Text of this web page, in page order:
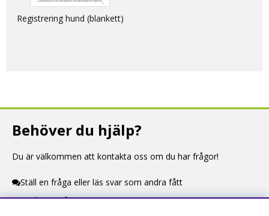
Registrering hund (blankett)
Behöver du hjälp?
Du är välkommen att kontakta oss om du har frågor!
Ställ en fråga eller läs svar som andra fått
Kontaktuppgifter